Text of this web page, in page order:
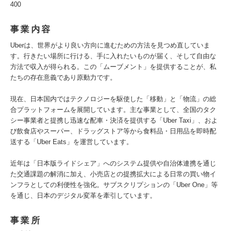
400
事業内容
Uberは、世界がより良い方向に進むための方法を見つめ直していま
す。行きたい場所に行ける、手に入れたいものが届く、そして自由な
方法で収入が得られる。この「ムーブメント」を提供することが、私
たちの存在意義であり原動力です。
現在、日本国内ではテクノロジーを駆使した「移動」と「物流」の総
合プラットフォームを展開しています。主な事業として、全国のタク
シー事業者と提携し迅速な配車・決済を提供する「Uber Taxi」、およ
び飲食店やスーパー、ドラッグストア等から食料品・日用品を即時配
送する「Uber Eats」を運営しています。
近年は「日本版ライドシェア」へのシステム提供や自治体連携を通じ
た交通課題の解消に加え、小売店との提携拡大による日常の買い物イ
ンフラとしての利便性を強化。サブスクリプションの「Uber One」等
を通じ、日本のデジタル変革を牽引しています。
事業所